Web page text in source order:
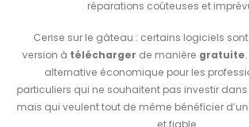
réparations coûteuses et
Cerise sur le gâteau : certains logiciels
version à télécharger de manière gratuite
alternative économique pour les
particuliers qui ne souhaitent pas investir
mais qui veulent tout de même bénéficier